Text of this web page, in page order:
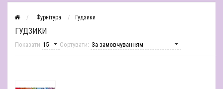
Фурнітура Гудзики
ГУДЗИКИ
Показати Сортувати: